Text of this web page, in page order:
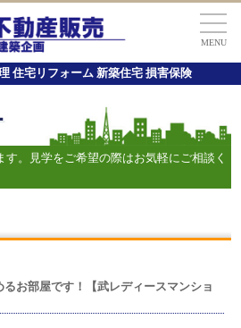
MENU
住宅リフォーム 新築住宅 損害保険
。見学をご希望の際はお気軽にご相談く
お部屋です！【武レディースマンショ